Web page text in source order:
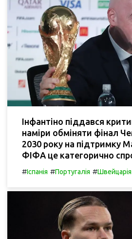
Інфантіно піддався
наміри обміняти фінал
2030 року на підтримку
ФІФА це категорично
#Іспанія #Португалія #Швейцарія